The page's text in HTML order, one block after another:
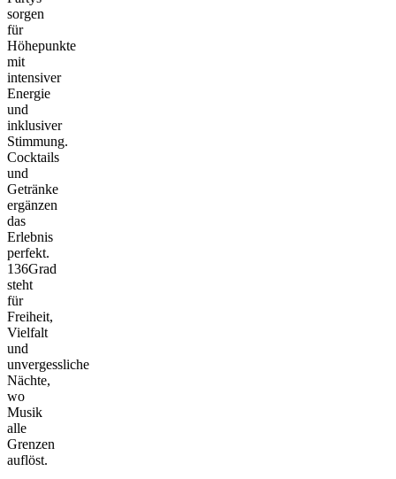
sorgen
für
Höhepunkte
mit
intensiver
Energie
und
inklusiver
Stimmung.
Cocktails
und
Getränke
ergänzen
das
Erlebnis
perfekt.
136Grad
steht
für
Freiheit,
Vielfalt
und
unvergessliche
Nächte,
wo
Musik
alle
Grenzen
auflöst.